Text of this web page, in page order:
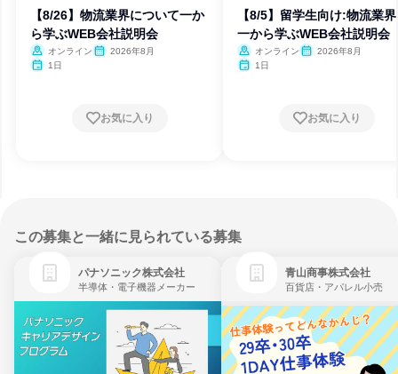
【8/26】物流業界について一か
ら学ぶWEB会社説明会
オンライン
2026年8月
1日
お気に入り
【8/5】留学生向け:物流業
一から学ぶWEB会社説明会
オンライン
2026年8月
1日
お気に入り
この募集と一緒に見られている募集
パナソニック株式会社
半導体・電子機器メーカー
青山商事株式会社
百貨店・アパレル小売